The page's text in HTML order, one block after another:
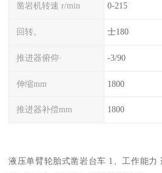
凿岩机转速 r/min 0-215
回转。 士180
推进器俯仰· -3/90
伸缩mm 1800
推进器补偿mm 1800
液压单臂轮胎式凿岩台车 1、工作能力